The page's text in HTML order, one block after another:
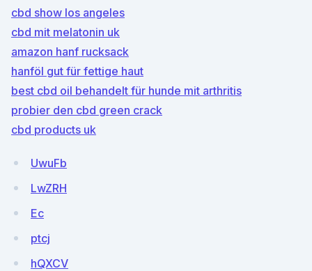
cbd show los angeles
cbd mit melatonin uk
amazon hanf rucksack
hanföl gut für fettige haut
best cbd oil behandelt für hunde mit arthritis
probier den cbd green crack
cbd products uk
UwuFb
LwZRH
Ec
ptcj
hQXCV